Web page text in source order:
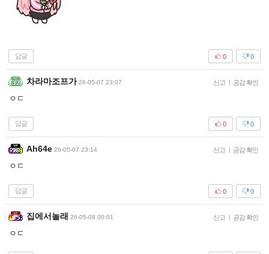
답글 0
0
차라마조프가 26-05-07 23:07 신고 | 공감 확인
ㅇㄷ
답글 0
0
Ah64e 26-05-07 23:14 신고 | 공감 확인
ㅇㄷ
답글 0
0
집에서놀래 26-05-08 00:01 신고 | 공감 확인
ㅇㄷ